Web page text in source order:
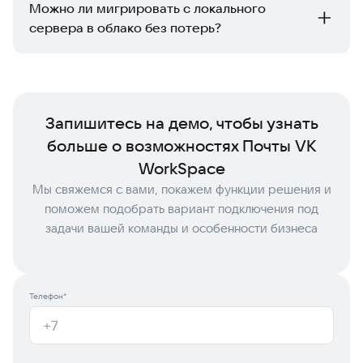
домен, управление доступами и интеграция с
системами безопасности.
антиспам-политики на принимающей стороне. В
облачном сервисе большую часть этих настроек
Можно ли мигрировать с локального
сервера в облако без потерь?
контакты, календари. Сроки зависят от объема данных и
пропускной способности каналов.
Запишитесь на демо, чтобы узнать
больше о возможностях Почты VK
WorkSpace
Мы свяжемся с вами, покажем функции решения и
поможем подобрать вариант подключения под
задачи вашей команды и особенности бизнеса
Телефон*